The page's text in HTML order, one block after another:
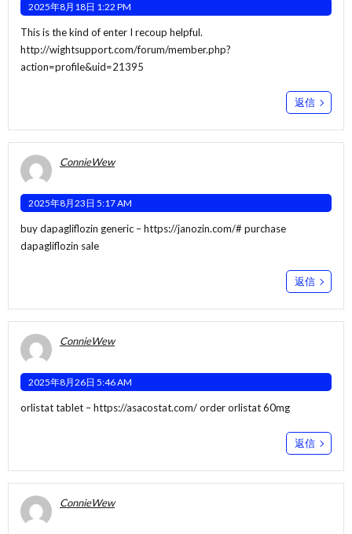
2025年8月18日 1:22 PM
This is the kind of enter I recoup helpful.
http://wightsupport.com/forum/member.php?
action=profile&uid=21395
返信
ConnieWew
2025年8月23日 5:17 AM
buy dapagliflozin generic –https://janozin.com/# purchase
dapagliflozin sale
返信
ConnieWew
2025年8月26日 5:46 AM
orlistat tablet –https://asacostat.com/order orlistat 60mg
返信
ConnieWew